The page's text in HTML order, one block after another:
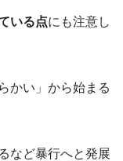
いる点にも注意し
かい」から始まる
など暴行へと発展